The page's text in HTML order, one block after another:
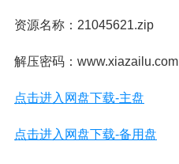
资源名称：21045621.zip
解压密码：www.xiazailu.com
点击进入网盘下载-主盘
点击进入网盘下载-备用盘